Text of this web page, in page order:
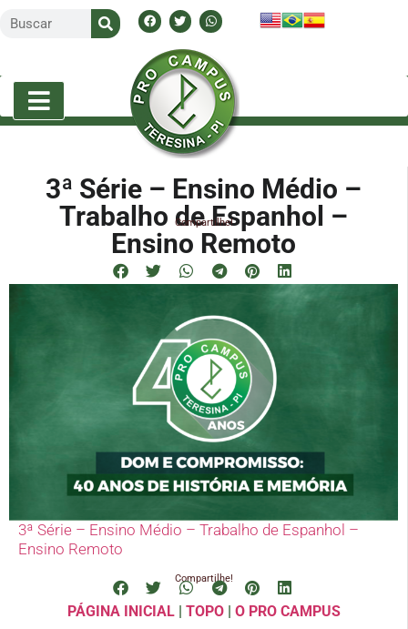
3ª Série – Ensino Médio –
Trabalho de Espanhol –
Ensino Remoto
Compartilhe!
3ª Série – Ensino Médio – Trabalho de Espanhol –
Ensino Remoto
Compartilhe!
PÁGINA INICIAL| TOPO| O PRO CAMPUS